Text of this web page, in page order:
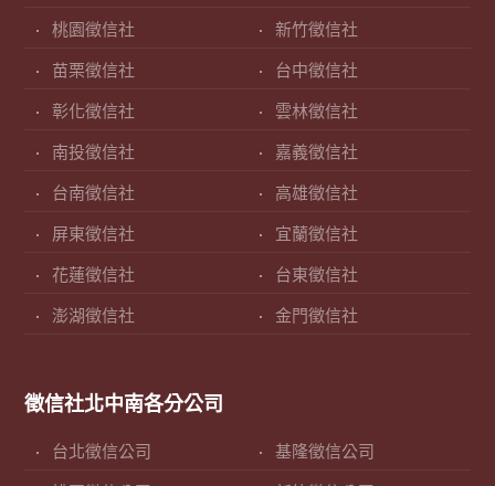
桃園徵信社 新竹徵信社
苗栗徵信社 台中徵信社
彰化徵信社 雲林徵信社
南投徵信社 嘉義徵信社
台南徵信社 高雄徵信社
屏東徵信社 宜蘭徵信社
花蓮徵信社 台東徵信社
澎湖徵信社 金門徵信社
徵信社北中南各分公司
台北徵信公司 基隆徵信公司